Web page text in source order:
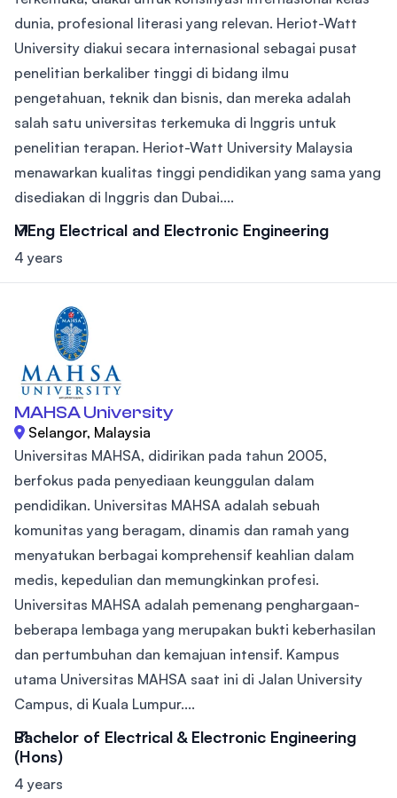
dunia, profesional literasi yang relevan. Heriot-Watt
University diakui secara internasional sebagai pusat
penelitian berkaliber tinggi di bidang ilmu
pengetahuan, teknik dan bisnis, dan mereka adalah
salah satu universitas terkemuka di Inggris untuk
penelitian terapan. Heriot-Watt University Malaysia
menawarkan kualitas tinggi pendidikan yang sama yang
disediakan di Inggris dan Dubai....
MEng Electrical and Electronic Engineering
4 years
MAHSA University
Selangor, Malaysia
Universitas MAHSA, didirikan pada tahun 2005,
berfokus pada penyediaan keunggulan dalam
pendidikan. Universitas MAHSA adalah sebuah
komunitas yang beragam, dinamis dan ramah yang
menyatukan berbagai komprehensif keahlian dalam
medis, kepedulian dan memungkinkan profesi.
Universitas MAHSA adalah pemenang penghargaan-
beberapa lembaga yang merupakan bukti keberhasilan
dan pertumbuhan dan kemajuan intensif. Kampus
utama Universitas MAHSA saat ini di Jalan University
Campus, di Kuala Lumpur....
Bachelor of Electrical & Electronic Engineering
(Hons)
4 years